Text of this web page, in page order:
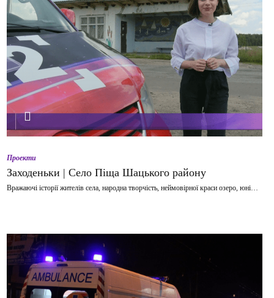
ВІДТВОРИТИ ВІДЕО
Проекти
Заходеньки | Село Піща Шацького району
Вражаючі історії жителів села, народна творчість, неймовірної краси озеро, юні…